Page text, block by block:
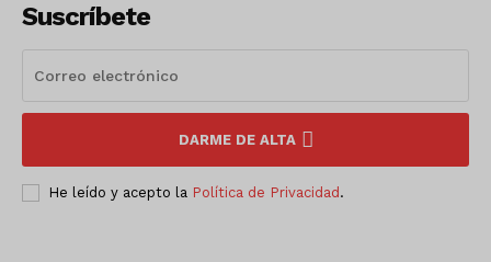
Suscríbete
DARME DE ALTA
He leído y acepto la Política de Privacidad .